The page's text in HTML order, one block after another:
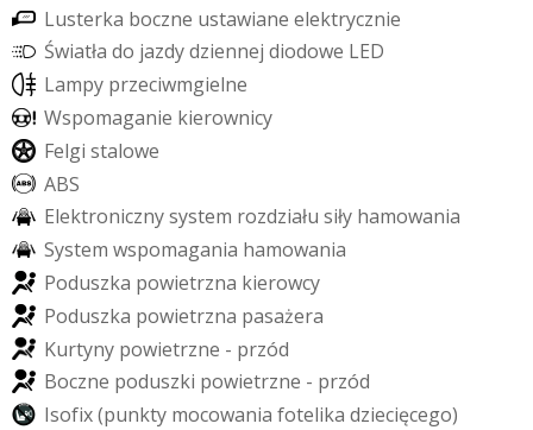
Lusterka boczne ustawiane elektrycznie
Światła do jazdydziennej diodowe LED
Lampy przeciwmgielne
Wspomaganie kierownicy
Felgi stalowe
ABS
Elektronicznysystem rozdziału siły hamowania
System wspomagania hamowania
Poduszka powietrzna kierowcy
Poduszka powietrzna pasażera
Kurtyny powietrzne - przód
Boczne poduszki powietrzne - przód
Isofix(punkty mocowania fotelika dziecięcego)